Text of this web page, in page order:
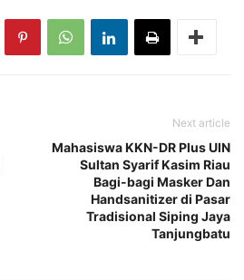
Next article
Mahasiswa KKN-DR Plus UIN
Sultan Syarif Kasim Riau
Bagi-bagi Masker Dan
Handsanitizer di Pasar
Tradisional Siping Jaya
Tanjungbatu